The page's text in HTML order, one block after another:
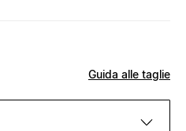
Guida alle taglie